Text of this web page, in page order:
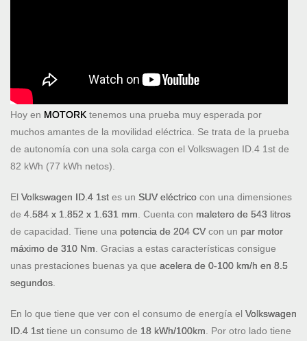
Hoy en MOTORK tenemos una prueba muy esperada por
muchos amantes de la movilidad eléctrica. Se trata de la prueba
de autonomía con una sola carga con el Volkswagen ID.4 1st de
82 kWh (77 kWh netos).
El Volkswagen ID.4 1st es un SUV eléctrico con una dimensiones
de 4.584 x 1.852 x 1.631 mm. Cuenta con maletero de 543 litros
de capacidad. Tiene una potencia de 204 CVcon un par motor
máximo de 310 Nm. Gracias a estas características consigue
unas prestaciones buenas ya que acelera de 0-100 km/h en 8.5
segundos.
En lo que tiene que ver con el consumo de energía el Volkswagen
ID.4 1st tiene un consumo de 18 kWh/100km. Por otro lado tiene